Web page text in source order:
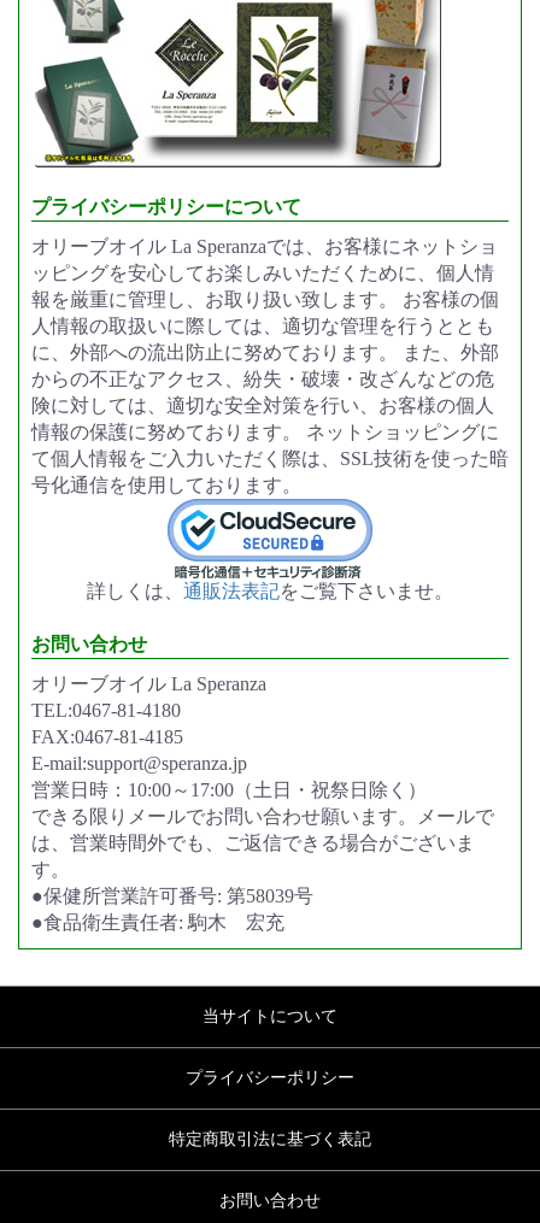
プライバシーポリシーについて
オリーブオイル La Speranzaでは、お客様にネットショ
ッピングを安心してお楽しみいただくために、個人情
報を厳重に管理し、お取り扱い致します。 お客様の個
人情報の取扱いに際しては、適切な管理を行うととも
に、外部への流出防止に努めております。 また、外部
からの不正なアクセス、紛失・破壊・改ざんなどの危
険に対しては、適切な安全対策を行い、お客様の個人
情報の保護に努めております。 ネットショッピングに
て個人情報をご入力いただく際は、SSL技術を使った暗
号化通信を使用しております。
詳しくは、 通販法表記をご覧下さいませ。
お問い合わせ
オリーブオイル La Speranza
TEL:0467-81-4180
FAX:0467-81-4185
E-mail:support@speranza.jp
営業日時：10:00～17:00（土日・祝祭日除く）
できる限りメールでお問い合わせ願います。メールで
は、営業時間外でも、ご返信できる場合がございま
す。
●保健所営業許可番号: 第58039号
●食品衛生責任者: 駒木 宏充
当サイトについて
プライバシーポリシー
特定商取引法に基づく表記
お問い合わせ